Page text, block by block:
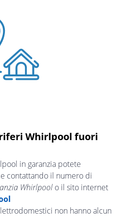
Whirlpool fuori
in garanzia potete
contattando il numero di
Whirlpool o il sito internet
non hanno alcun